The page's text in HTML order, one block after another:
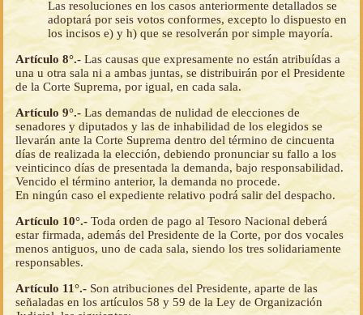
Las resoluciones en los casos anteriormente detallados se
adoptará por seis votos conformes, excepto lo dispuesto en
los incisos e) y h) que se resolverán por simple mayoría.
Artículo 8°.- Las causas que expresamente no están atribuídas a
una u otra sala ni a ambas juntas, se distribuirán por el Presidente
de la Corte Suprema, por igual, en cada sala.
Artículo 9°.- Las demandas de nulidad de elecciones de
senadores y diputados y las de inhabilidad de los elegidos se
llevarán ante la Corte Suprema dentro del término de cincuenta
días de realizada la elección, debiendo pronunciar su fallo a los
veinticinco días de presentada la demanda, bajo responsabilidad.
Vencido el término anterior, la demanda no procede.
En ningún caso el expediente relativo podrá salir del despacho.
Artículo 10°.- Toda orden de pago al Tesoro Nacional deberá
estar firmada, además del Presidente de la Corte, por dos vocales
menos antiguos, uno de cada sala, siendo los tres solidariamente
responsables.
Artículo 11°.- Son atribuciones del Presidente, aparte de las
señaladas en los artículos 58 y 59 de la Ley de Organización